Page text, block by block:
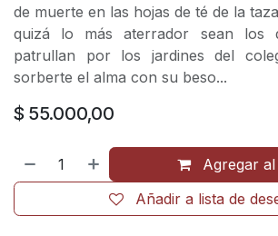
de muerte en las hojas de té de la
quizá lo más aterrador sean los
patrullan por los jardines del
sorberte el alma con su beso...
$ 55.000,00
Agregar
Añadir a lista de